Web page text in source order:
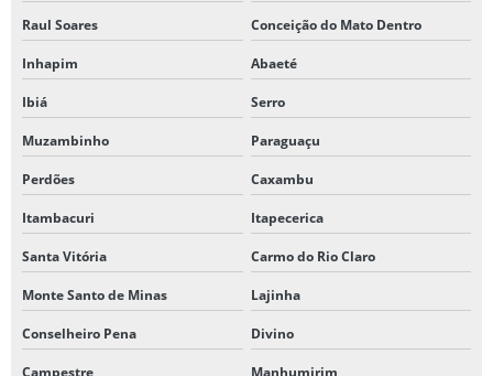
Raul Soares Conceição do Mato Dentro
Inhapim Abaeté
Ibiá Serro
Muzambinho Paraguaçu
Perdões Caxambu
Itambacuri Itapecerica
Santa Vitória Carmo do Rio Claro
Monte Santo de Minas Lajinha
Conselheiro Pena Divino
Campestre Manhumirim